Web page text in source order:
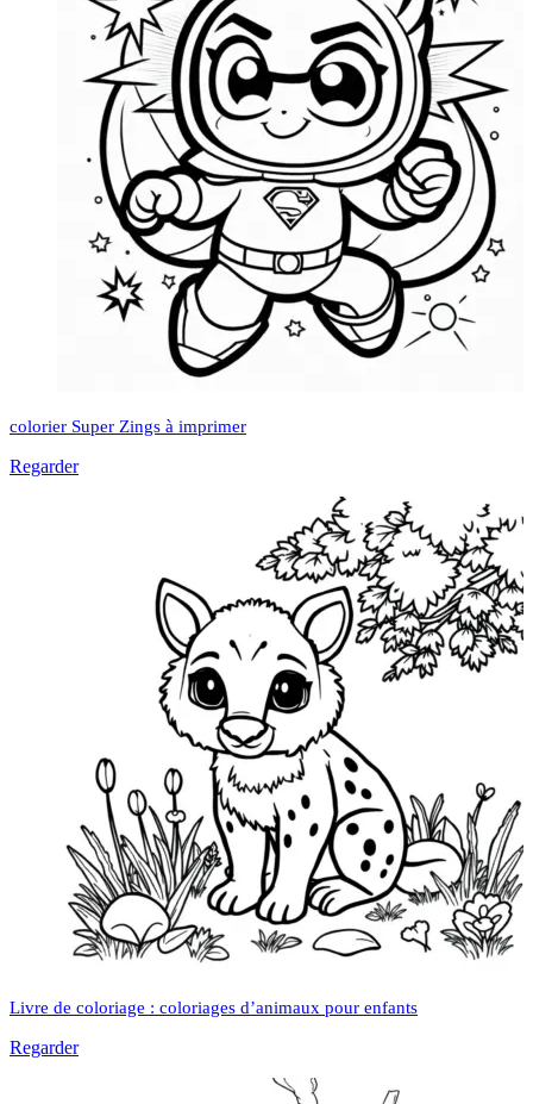
colorier Super Zings à imprimer
Regarder
Livre de coloriage : coloriages d’animaux pour enfants
Regarder